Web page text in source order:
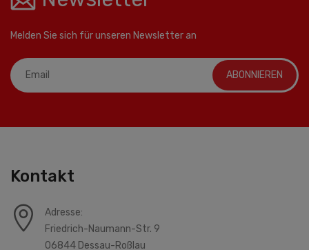
Melden Sie sich für unseren Newsletter an
ABONNIEREN
Kontakt
Adresse:
Friedrich-Naumann-Str. 9
06844 Dessau-Roßlau